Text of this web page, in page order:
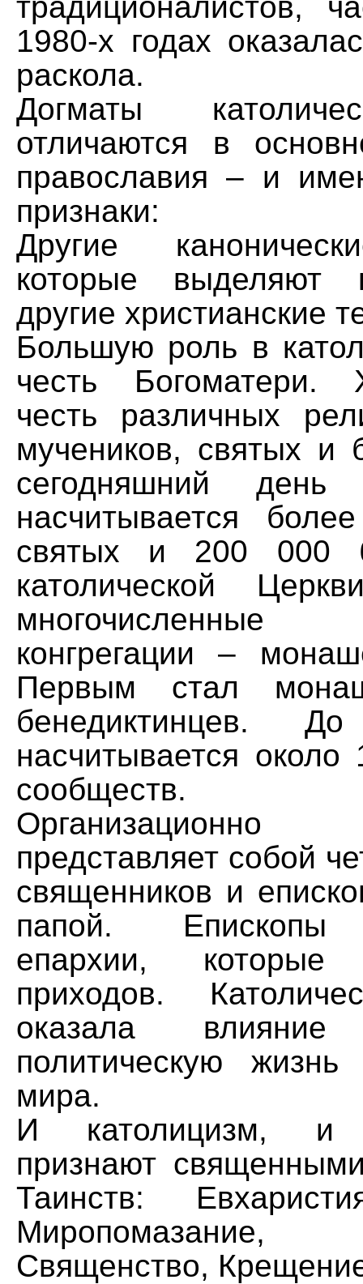
1980-х годах
раскола.
Догматы
отличаются в
православия – и
признаки:
Другие
которые выделяют
другие христианские
Большую роль в
честь Богоматери.
честь различных
мучеников, святых и
сегодняшний день
насчитывается
святых и 200 000
католической
многочисленные
конгрегации –
Первым стал
бенедиктинцев.
насчитывается
сообществ.
представляет собой
священников и
папой. Епископы
епархии,
приходов.
оказала
политическую
мира.
И католицизм, и
признают
Таинств:
Миропомазание,
Священство,